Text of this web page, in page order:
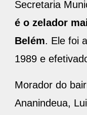
Secretaria
é o zelador
Belém. Ele foi
1989 e
Morador do
Ananindeua,